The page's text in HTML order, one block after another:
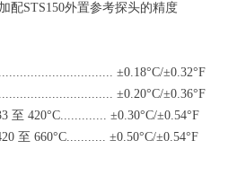
配STS150外置参考探头的精度
±0.18°C/±0.32°F
±0.20°C/±0.36°F
至 420°C............. ±0.30°C/±0.54°F
至 660°C........... ±0.50°C/±0.54°F